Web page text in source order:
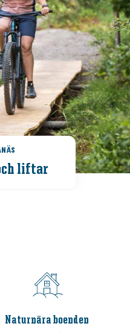
LEDER
XC-
VANDRING
liftar
Naturnära boenden